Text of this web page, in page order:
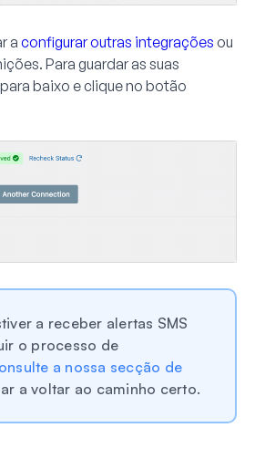
a configurar outras integrações ou
Para guardar as suas
baixo e clique no botão
a receber alertas SMS
o processo de
a nossa secção de
a voltar ao caminho certo.